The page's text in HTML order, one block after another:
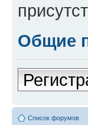
Общие
Список форумов